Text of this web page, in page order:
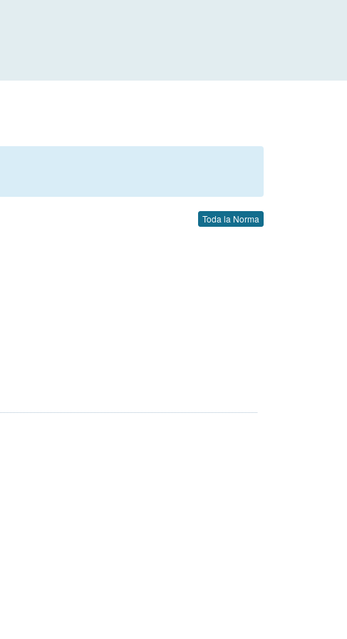
Toda la Norma